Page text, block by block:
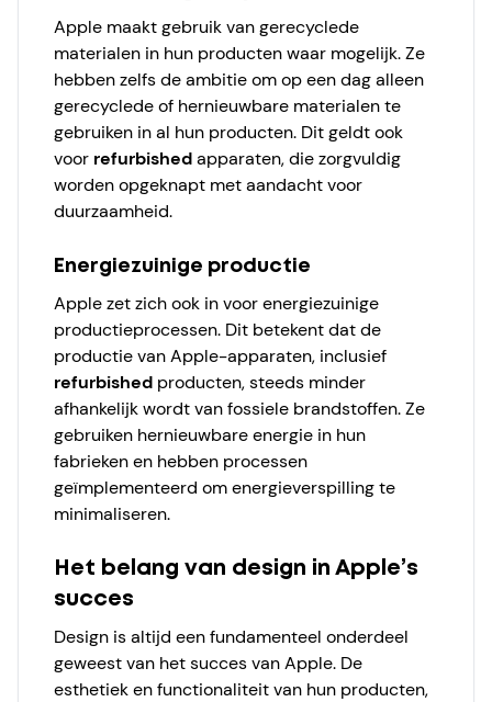
Apple maakt gebruik van gerecyclede
materialen in hun producten waar mogelijk. Ze
hebben zelfs de ambitie om op een dag alleen
gerecyclede of hernieuwbare materialen te
gebruiken in al hun producten. Dit geldt ook
voor refurbishedapparaten, die zorgvuldig
worden opgeknapt met aandacht voor
duurzaamheid.
Energiezuinige productie
Apple zet zich ook in voor energiezuinige
productieprocessen. Dit betekent dat de
productie van Apple-apparaten, inclusief
refurbished producten, steeds minder
afhankelijk wordt van fossiele brandstoffen. Ze
gebruiken hernieuwbare energie in hun
fabrieken en hebben processen
geïmplementeerd om energieverspilling te
minimaliseren.
Het belang van design in Apple’s
succes
Design is altijd een fundamenteel onderdeel
geweest van het succes van Apple. De
esthetiek en functionaliteit van hun producten,